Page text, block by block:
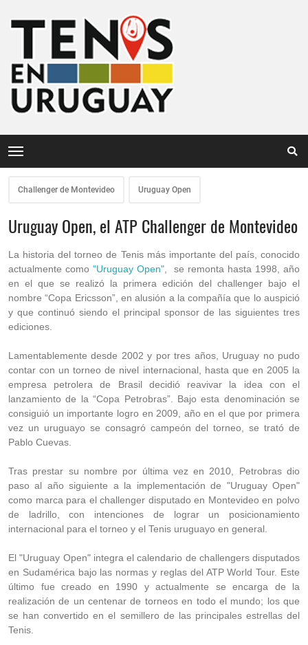
Challenger de Montevideo Uruguay Open
Uruguay Open, el ATP Challenger de Montevideo
La historia del torneo de Tenis más importante del país, conocido
actualmente como "Uruguay Open" , se remonta hasta 1998, año
en el que se realizó la primera edición del challenger bajo el
nombre “Copa Ericsson”, en alusión a la compañía que lo auspició
y que continuó siendo el principal sponsor de las siguientes tres
ediciones.
Lamentablemente desde 2002 y por tres años, Uruguay no pudo
contar con un torneo de nivel internacional, hasta que en 2005 la
empresa petrolera de Brasil decidió reavivar la idea con el
lanzamiento de la “Copa Petrobras”. Bajo esta denominación se
consiguió un importante logro en 2009, año en el que por primera
vez un uruguayo se consagró campeón del torneo, se trató de
Pablo Cuevas.
Tras prestar su nombre por última vez en 2010, Petrobras dio
paso al año siguiente a la implementación de "Uruguay Open"
como marca para el challenger disputado en Montevideo en polvo
de ladrillo, con intenciones de lograr un posicionamiento
internacional para el torneo y el Tenis uruguayo en general.
El "Uruguay Open" integra el calendario de challengers disputados
en Sudamérica bajo las normas y reglas del ATP World Tour. Este
último fue creado en 1990 y actualmente se encarga de la
realización de un centenar de torneos en todo el mundo; los que
se han convertido en el semillero de las principales estrellas del
Tenis.